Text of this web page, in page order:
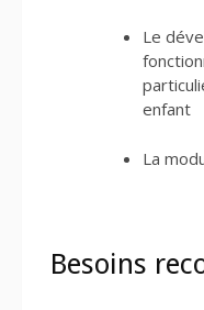
Le
enfant
La
Besoins